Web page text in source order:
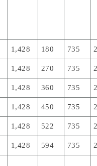
1,428 180 735
1,428 270 735
1,428 360 735
1,428 450 735
1,428 522 735
1,428 594 735